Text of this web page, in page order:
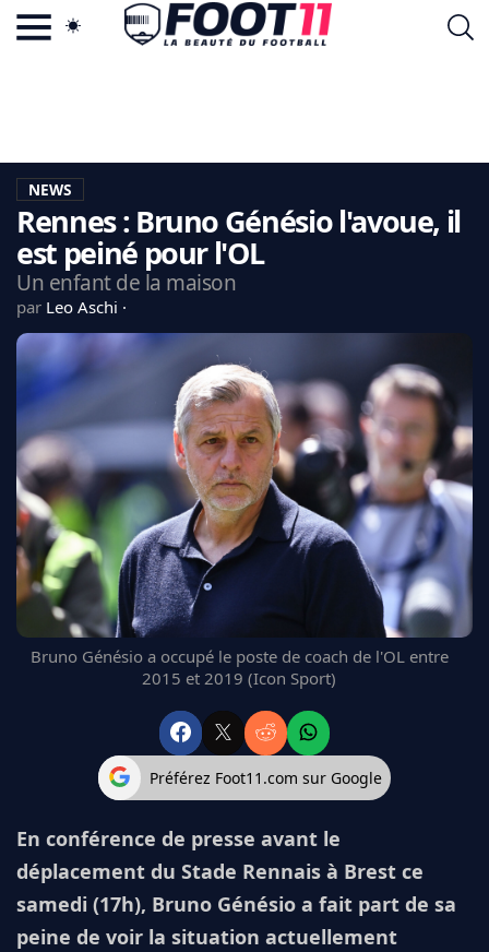
LA CHARTE
VIE PRIVÉE
CGU
CONTACTEZ-NOUS
MERCATO
CDM 2026
EDF
PSG
LIGUE 1
REAL MADRID
FC BARCELONE
MANCHESTER UNITED
CHELSEA
ARSENAL
BAYERN
L'AVIS DE LA RÉDAC'
NEWS
Rennes : Bruno Génésio l'avoue, il
est peiné pour l'OL
Un enfant de la maison
par Leo Aschi
Bruno Génésio a occupé le poste de coach de l'OL entre
2015 et 2019 (Icon Sport)
Préférez Foot11.com sur Google
En conférence de presse avant le
déplacement du Stade Rennais à Brest ce
samedi (17h), Bruno Génésio a fait part de sa
peine de voir la situation actuellement